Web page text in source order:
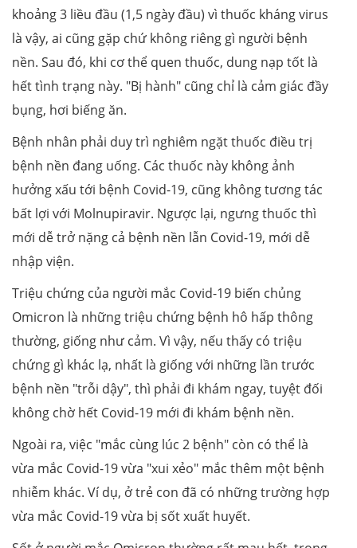
khoảng 3 liều đầu (1,5 ngày đầu) vì thuốc kháng virus
là vậy, ai cũng gặp chứ không riêng gì người bệnh
nền. Sau đó, khi cơ thể quen thuốc, dung nạp tốt là
hết tình trạng này. "Bị hành" cũng chỉ là cảm giác đầy
bụng, hơi biếng ăn.
Bệnh nhân phải duy trì nghiêm ngặt thuốc điều trị
bệnh nền đang uống. Các thuốc này không ảnh
hưởng xấu tới bệnh Covid-19, cũng không tương tác
bất lợi với Molnupiravir. Ngược lại, ngưng thuốc thì
mới dễ trở nặng cả bệnh nền lẫn Covid-19, mới dễ
nhập viện.
Triệu chứng của người mắc Covid-19 biến chủng
Omicron là những triệu chứng bệnh hô hấp thông
thường, giống như cảm. Vì vậy, nếu thấy có triệu
chứng gì khác lạ, nhất là giống với những lần trước
bệnh nền "trỗi dậy", thì phải đi khám ngay, tuyệt đối
không chờ hết Covid-19 mới đi khám bệnh nền.
Ngoài ra, việc "mắc cùng lúc 2 bệnh" còn có thể là
vừa mắc Covid-19 vừa "xui xẻo" mắc thêm một bệnh
nhiễm khác. Ví dụ, ở trẻ con đã có những trường hợp
vừa mắc Covid-19 vừa bị sốt xuất huyết.